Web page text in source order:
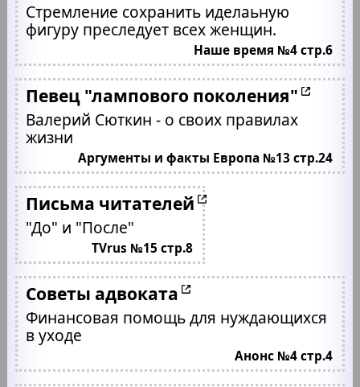
Стремление сохранить иделаьную
фигуру преследует всех женщин.
Наше время №4 стр.6
Певец "лампового поколения"
Валерий Сюткин - о своих правилах
жизни
Аргументы и факты Европа №13 стр.24
Письма читателей
"До" и "После"
TVrus №15 стр.8
Советы адвоката
Финансовая помощь для нуждающихся
в уходе
Анонс №4 стр.4